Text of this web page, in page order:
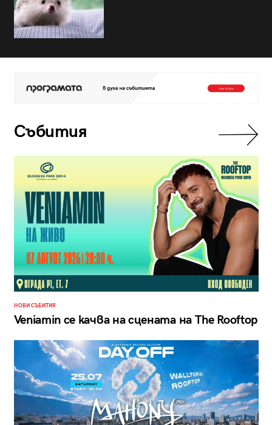
Събития
НОВИ СЪБИТИЯ
Veniamin се качва на сцената на The Rooftop